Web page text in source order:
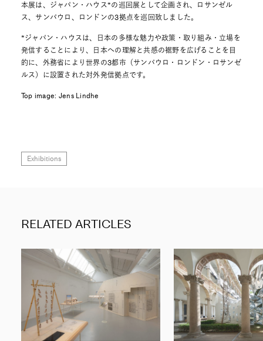
本展は、ジャパン・ハウス*の巡回展として企画され、ロサンゼル
ス、サンパウロ、ロンドンの3拠点を巡回致しました。
*ジャパン・ハウスは、日本の多様な魅力や政策・取り組み・立場を
発信することにより、日本への理解と共感の裾野を広げることを目
的に、外務省により世界の3都市（サンパウロ・ロンドン・ロサンゼ
ルス）に設置された対外発信拠点です。
Top image: Jens Lindhe
Exhibitions
RELATED ARTICLES